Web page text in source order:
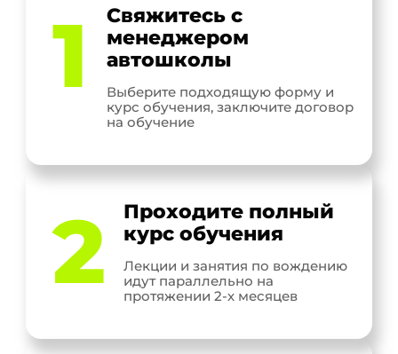
1
Свяжитесь с
менеджером
автошколы
Выберите подходящую форму и
курс обучения, заключите договор
на обучение
2
Проходите полный
курс обучения
Лекции и занятия по вождению
идут параллельно на
протяжении 2-х месяцев